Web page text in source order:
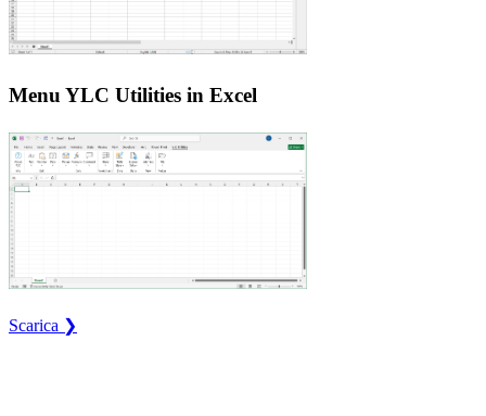
Menu YLC Utilities in Excel
Scarica ❯